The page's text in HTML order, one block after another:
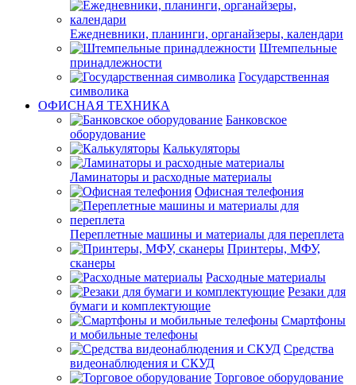
Ежедневники, планинги, органайзеры, календари
Штемпельные
принадлежности
Государственная
символика
ОФИСНАЯ ТЕХНИКА
Банковское
оборудование
Калькуляторы
Ламинаторы и расходные материалы
Офисная телефония
Переплетные машины и материалы для переплета
Принтеры, МФУ,
сканеры
Расходные материалы
Резаки для
бумаги и комплектующие
Смартфоны
и мобильные телефоны
Средства
видеонаблюдения и СКУД
Торговое оборудование